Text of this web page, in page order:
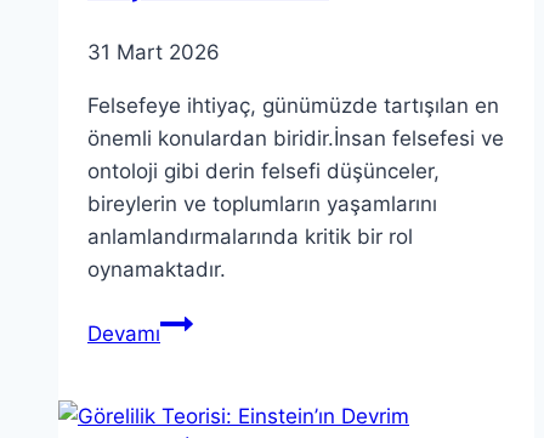
31 Mart 2026
Felsefeye ihtiyaç, günümüzde tartışılan en
önemli konulardan biridir.İnsan felsefesi ve
ontoloji gibi derin felsefi düşünceler,
bireylerin ve toplumların yaşamlarını
anlamlandırmalarında kritik bir rol
oynamaktadır.
DevamıFelsefeye
Düşüncenin